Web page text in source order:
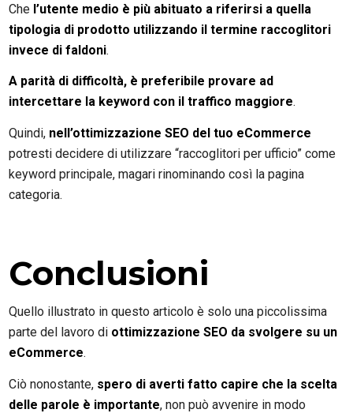
Che l’utente medio è più abituato a riferirsi a quella
tipologia di prodotto utilizzando il termine raccoglitori
invece di faldoni.
A parità di difficoltà, è preferibile provare ad
intercettare la keyword con il traffico maggiore.
Quindi, nell’ottimizzazione SEO del tuo eCommerce
potresti decidere di utilizzare “raccoglitori per ufficio” come
keyword principale, magari rinominando così la pagina
categoria.
Conclusioni
Quello illustrato in questo articolo è solo una piccolissima
parte del lavoro di ottimizzazione SEO da svolgere su un
eCommerce.
Ciò nonostante, spero di averti fatto capire che la scelta
delle parole è importante, non può avvenire in modo